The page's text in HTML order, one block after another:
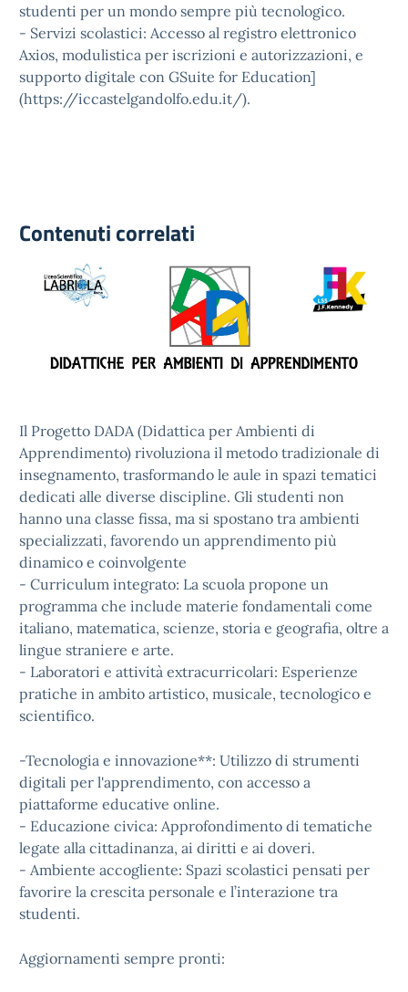
studenti per un mondo sempre più tecnologico.
- Servizi scolastici: Accesso al registro elettronico
Axios, modulistica per iscrizioni e autorizzazioni, e
supporto digitale con GSuite for Education]
(https://iccastelgandolfo.edu.it/).
Contenuti correlati
Il Progetto DADA (Didattica per Ambienti di
Apprendimento) rivoluziona il metodo tradizionale di
insegnamento, trasformando le aule in spazi tematici
dedicati alle diverse discipline. Gli studenti non
hanno una classe fissa, ma si spostano tra ambienti
specializzati, favorendo un apprendimento più
dinamico e coinvolgente
- Curriculum integrato: La scuola propone un
programma che include materie fondamentali come
italiano, matematica, scienze, storia e geografia, oltre a
lingue straniere e arte.
- Laboratori e attività extracurricolari: Esperienze
pratiche in ambito artistico, musicale, tecnologico e
scientifico.
-Tecnologia e innovazione**: Utilizzo di strumenti
digitali per l'apprendimento, con accesso a
piattaforme educative online.
- Educazione civica: Approfondimento di tematiche
legate alla cittadinanza, ai diritti e ai doveri.
- Ambiente accogliente: Spazi scolastici pensati per
favorire la crescita personale e l’interazione tra
studenti.
Aggiornamenti sempre pronti: